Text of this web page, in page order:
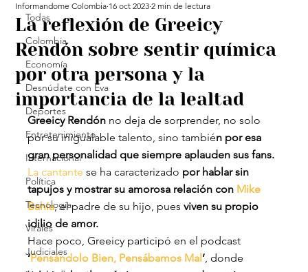
Todas
Colombia
Economía
Desnúdate con Eva
Deportes
Entretenimiento
Internacional
Política
Tecnología
Virales
Judiciales
La reflexión de Greeicy
Rendón sobre sentir química
por otra persona y la
importancia de la lealtad
Informandome Colombia 16 oct 2023 2 min de lectura
Greeicy Rendón no deja de sorprender, no solo
por su inigualable talento, sino también por esa
gran personalidad que siempre aplauden sus fans.
La cantante se ha caracterizado por hablar sin
tapujos y mostrar su amorosa relación con Mike
Bahía, el padre de su hijo, pues viven su propio
idilio de amor.
Hace poco, Greeicy participó en el podcast
‘Pensándolo Bien, Pensábamos Mal’, donde